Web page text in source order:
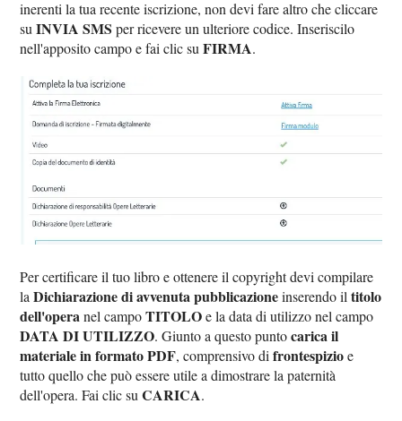
inerenti la tua recente iscrizione, non devi fare altro che cliccare
suINVIA SMS per ricevere un ulteriore codice. Inseriscilo
nell'apposito campo e fai clic suFIRMA.
Per certificare il tuo libro e ottenere il copyright devi compilare
laDichiarazione di avvenuta pubblicazioneinserendo iltitolo
dell'operanel campoTITOLOe la data di utilizzo nel campo
DATA DI UTILIZZO. Giunto a questo puntocarica il
materiale in formato PDF, comprensivo difrontespizioe
tutto quello che può essere utile a dimostrare la paternità
dell'opera. Fai clic suCARICA.